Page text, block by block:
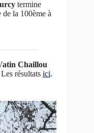
termine
de la 100ème à
Chaillou
résultats ici.